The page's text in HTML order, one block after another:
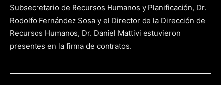
Subsecretario de Recursos Humanos y Planificación, Dr.
Rodolfo Fernández Sosa y el Director de la Dirección de
Recursos Humanos, Dr. Daniel Mattivi estuvieron
presentes en la firma de contratos.